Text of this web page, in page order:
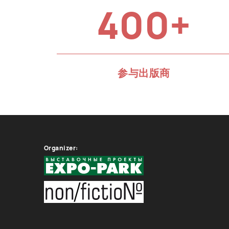
400+
参与出版商
Organizer: